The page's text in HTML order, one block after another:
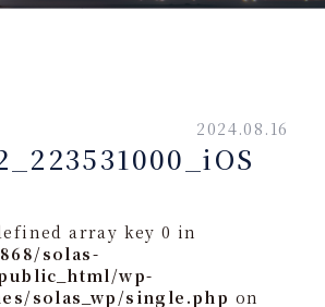
2024.08.16
array key 0 in
solas-
wp-
solas_wp/single.php on